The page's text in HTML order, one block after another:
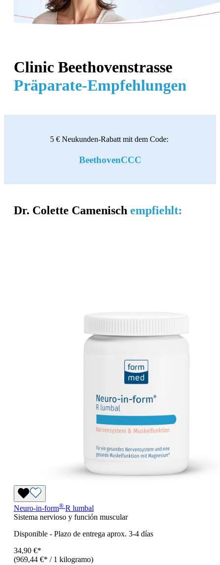
Clinic Beethovenstrasse
Präparate-Empfehlungen
5 € Neukunden-Rabatt mit dem Code:
BeethovenCCC
Dr. Colette Camenisch empfiehlt:
Neuro-in-form® R lumbal
Sistema nervioso y función muscular
Disponible - Plazo de entrega aprox. 3-4 días
34,90 €*
(969,44 €* / 1 kilogramo)